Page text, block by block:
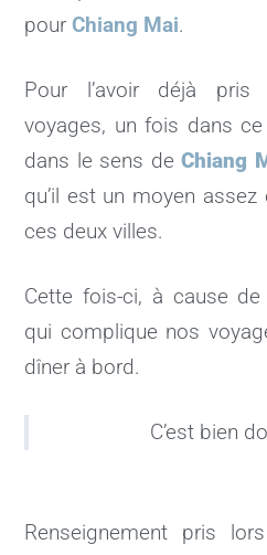
pour Chiang Mai.
Pour l’avoir déjà
voyages, un fois dans
dans le sens deChiang
qu’il est un moyen
ces deux villes.
Cette fois-ci, à cause
qui complique nos
dîner à bord.
C’est bien
Renseignement pris